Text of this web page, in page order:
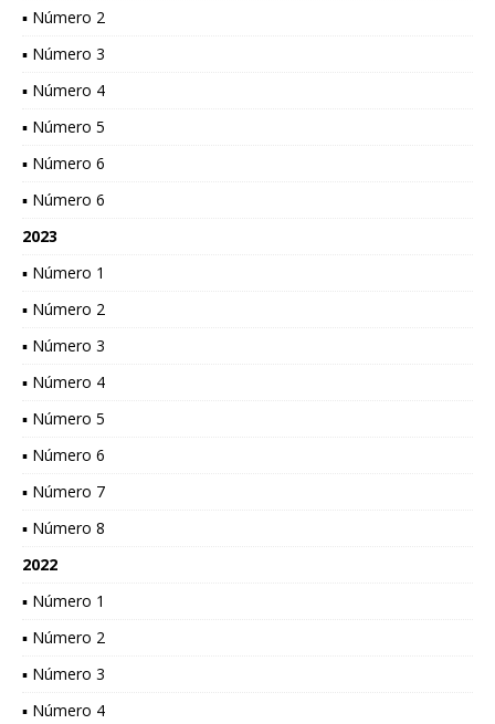
▪ Número 2
▪ Número 3
▪ Número 4
▪ Número 5
▪ Número 6
▪ Número 6
2023
▪ Número 1
▪ Número 2
▪ Número 3
▪ Número 4
▪ Número 5
▪ Número 6
▪ Número 7
▪ Número 8
2022
▪ Número 1
▪ Número 2
▪ Número 3
▪ Número 4